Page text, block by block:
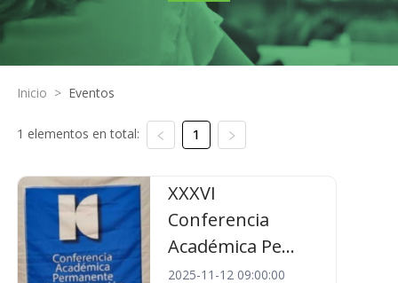
Inicio > Eventos
1 elementos en total: 1
XXXVI
Conferencia
Académica Pe...
2025-11-12 09:00:00